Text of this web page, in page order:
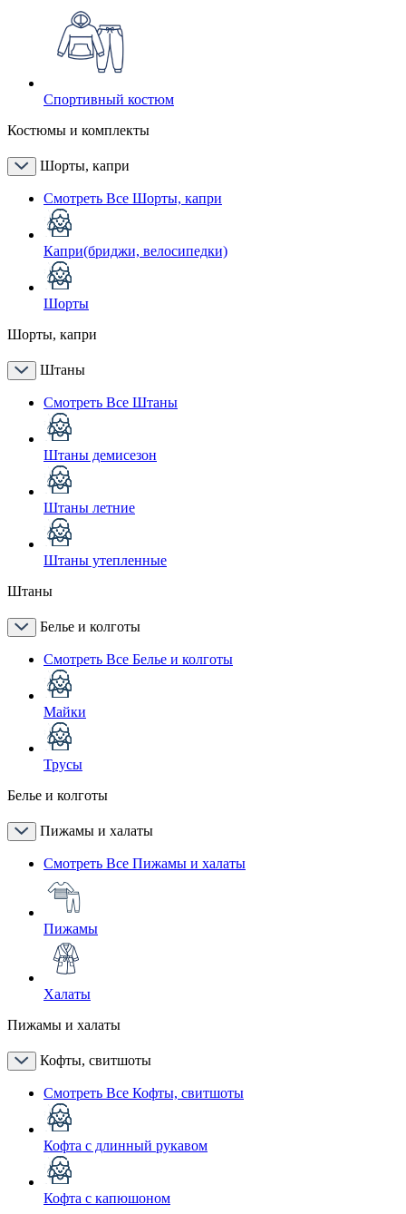
Спортивный костюм
Костюмы и комплекты
Шорты, капри
Смотреть Все Шорты, капри
Капри(бриджи, велосипедки)
Шорты
Шорты, капри
Штаны
Смотреть Все Штаны
Штаны демисезон
Штаны летние
Штаны утепленные
Штаны
Белье и колготы
Смотреть Все Белье и колготы
Майки
Трусы
Белье и колготы
Пижамы и халаты
Смотреть Все Пижамы и халаты
Пижамы
Халаты
Пижамы и халаты
Кофты, свитшоты
Смотреть Все Кофты, свитшоты
Кофта с длинный рукавом
Кофта с капюшоном